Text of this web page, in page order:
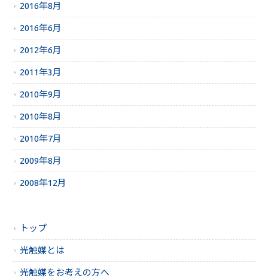
2016年8月
2016年6月
2012年6月
2011年3月
2010年9月
2010年8月
2010年7月
2009年8月
2008年12月
トップ
光触媒とは
光触媒をお考えの方へ